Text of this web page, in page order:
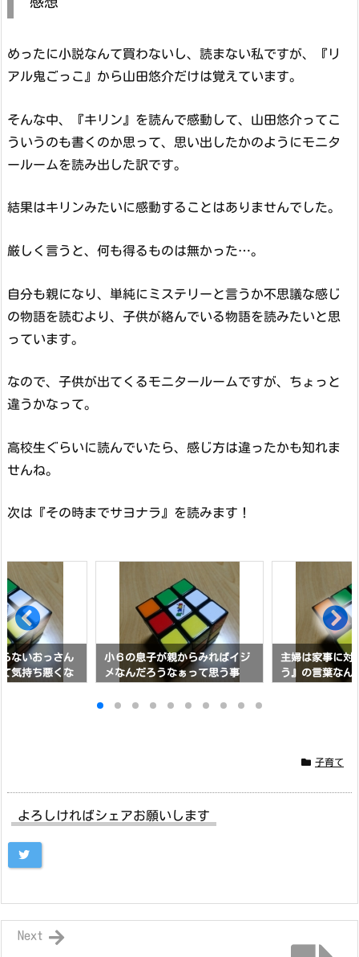
めったに小説なんて買わないし、読まない私ですが、『リ
アル鬼ごっこ』から山田悠介だけは覚えています。
そんな中、『キリン』を読んで感動して、山田悠介ってこ
ういうのも書くのか思って、思い出したかのようにモニタ
ールームを読み出した訳です。
結果はキリンみたいに感動することはありませんでした。
厳しく言うと、何も得るものは無かった…。
自分も親になり、単純にミステリーと言うか不思議な感じ
の物語を読むより、子供が絡んでいる物語を読みたいと思
っています。
なので、子供が出てくるモニタールームですが、ちょっと
違うかなって。
高校生ぐらいに読んでいたら、感じ方は違ったかも知れま
せんね。
次は『その時までサヨナラ』を読みます！
ないおっさん
気持ち悪くな
小６の息子が親からみればイジ
メなんだろうなぁって思う事
主婦は家事に対
う』の言葉なん
子育て
よろしければシェアお願いします
Next